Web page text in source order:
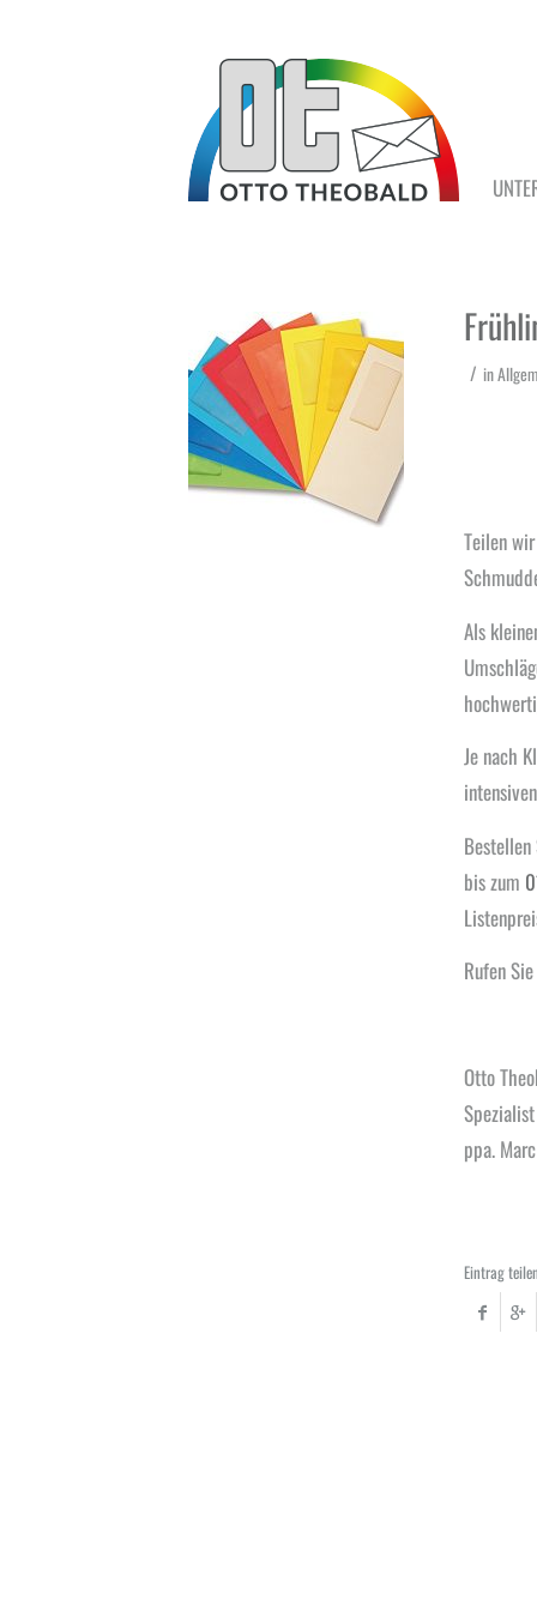
/ in
Teilen
Als
Je nach
bis zum
Rufen
Otto
ppa.
Eintrag teilen